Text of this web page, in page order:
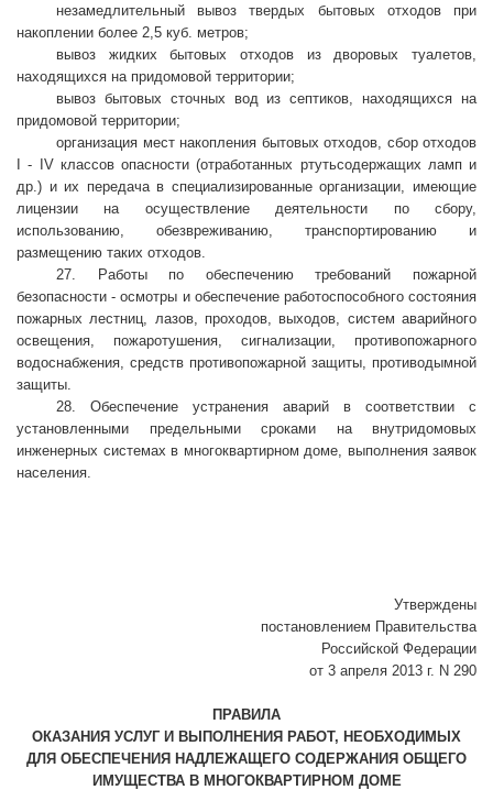
незамедлительный вывоз твердых бытовых отходов при
накоплении более 2,5 куб. метров;
вывоз жидких бытовых отходов из дворовых туалетов,
находящихся на придомовой территории;
вывоз бытовых сточных вод из септиков, находящихся на
придомовой территории;
организация мест накопления бытовых отходов, сбор отходов
I - IV классов опасности (отработанных ртутьсодержащих ламп и
др.) и их передача в специализированные организации, имеющие
лицензии на осуществление деятельности по сбору,
использованию, обезвреживанию, транспортированию и
размещению таких отходов.
27. Работы по обеспечению требований пожарной
безопасности - осмотры и обеспечение работоспособного состояния
пожарных лестниц, лазов, проходов, выходов, систем аварийного
освещения, пожаротушения, сигнализации, противопожарного
водоснабжения, средств противопожарной защиты, противодымной
защиты.
28. Обеспечение устранения аварий в соответствии с
установленными предельными сроками на внутридомовых
инженерных системах в многоквартирном доме, выполнения заявок
населения.
Утверждены
постановлением Правительства
Российской Федерации
от 3 апреля 2013 г. N 290
ПРАВИЛА
ОКАЗАНИЯ УСЛУГ И ВЫПОЛНЕНИЯ РАБОТ, НЕОБХОДИМЫХ
ДЛЯ ОБЕСПЕЧЕНИЯ НАДЛЕЖАЩЕГО СОДЕРЖАНИЯ ОБЩЕГО
ИМУЩЕСТВА В МНОГОКВАРТИРНОМ ДОМЕ